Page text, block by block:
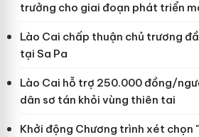
trưởng cho giai đoạn phát triển
Lào Cai chấp thuận chủ trương
tại Sa Pa
Lào Cai hỗ trợ 250.000 đồng/
dân sơ tán khỏi vùng thiên tai
Khởi động Chương trình xét chọn